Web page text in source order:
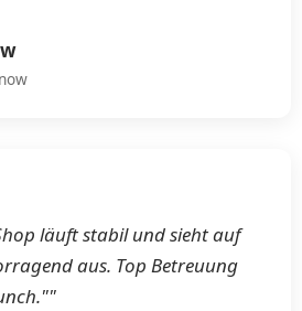
läuft stabil und sieht auf
aus. Top Betreuung